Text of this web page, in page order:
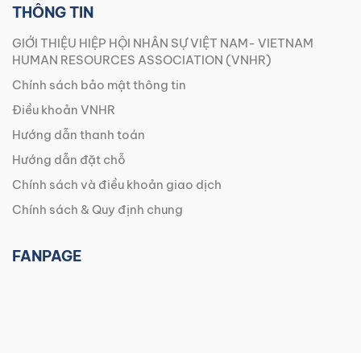
THÔNG TIN
GIỚI THIỆU HIỆP HỘI NHÂN SỰ VIỆT NAM- VIETNAM
HUMAN RESOURCES ASSOCIATION (VNHR)
Chính sách bảo mật thông tin
Điều khoản VNHR
Hướng dẫn thanh toán
Hướng dẫn đặt chỗ
Chính sách và điều khoản giao dịch
Chính sách & Quy định chung
FANPAGE